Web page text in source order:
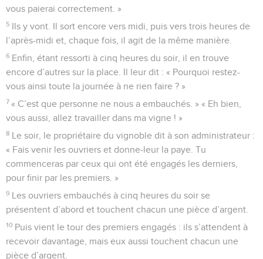
vous paierai correctement. »
5 Ils y vont. Il sort encore vers midi, puis vers trois heures de
l’après-midi et, chaque fois, il agit de la même manière.
6 Enfin, étant ressorti à cinq heures du soir, il en trouve
encore d’autres sur la place. Il leur dit : « Pourquoi restez-
vous ainsi toute la journée à ne rien faire ? »
7 « C’est que personne ne nous a embauchés. » « Eh bien,
vous aussi, allez travailler dans ma vigne ! »
8 Le soir, le propriétaire du vignoble dit à son administrateur :
« Fais venir les ouvriers et donne-leur la paye. Tu
commenceras par ceux qui ont été engagés les derniers,
pour finir par les premiers. »
9 Les ouvriers embauchés à cinq heures du soir se
présentent d’abord et touchent chacun une pièce d’argent.
10 Puis vient le tour des premiers engagés : ils s’attendent à
recevoir davantage, mais eux aussi touchent chacun une
pièce d’argent.